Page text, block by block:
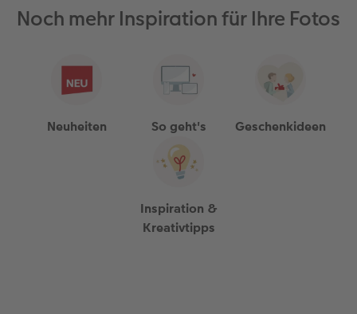
Noch mehr Inspiration für Ihre Fotos
Neuheiten So geht's Geschenkideen
Inspiration &
Kreativtipps